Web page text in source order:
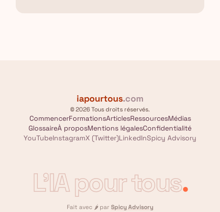
iapourtous.com
© 2026 Tous droits réservés.
CommencerFormationsArticlesRessourcesMédias
GlossaireÀ proposMentions légalesConfidentialité
YouTubeInstagramX (Twitter)LinkedInSpicy Advisory
L'IA pour tous.
Fait avec 🌶️ par Spicy Advisory